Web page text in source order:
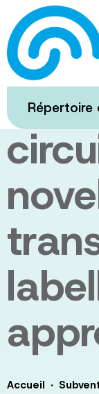
Passer
au
contenu
principal
Répertoire
Accueil ·